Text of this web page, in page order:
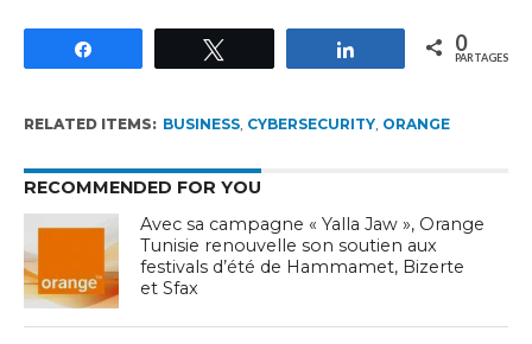
Partagez 0
PARTAGES
RELATED ITEMS: BUSINESS, CYBERSECURITY, ORANGE
RECOMMENDED FOR YOU
Avec sa campagne « Yalla Jaw », Orange
Tunisie renouvelle son soutien aux
festivals d’été de Hammamet, Bizerte
et Sfax